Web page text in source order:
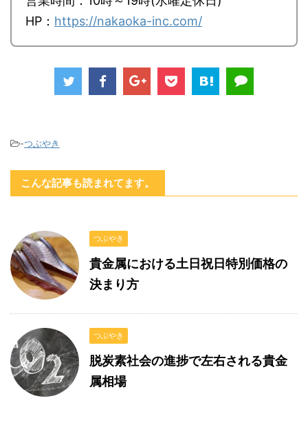
HP： https://nakaoka-inc.com/
-つぶやき
こんな記事も読まれてます。
つぶやき
貴金属における土日祝日特別価格の
決まり方
つぶやき
脱炭素社会の進捗で左右される貴金
属相場